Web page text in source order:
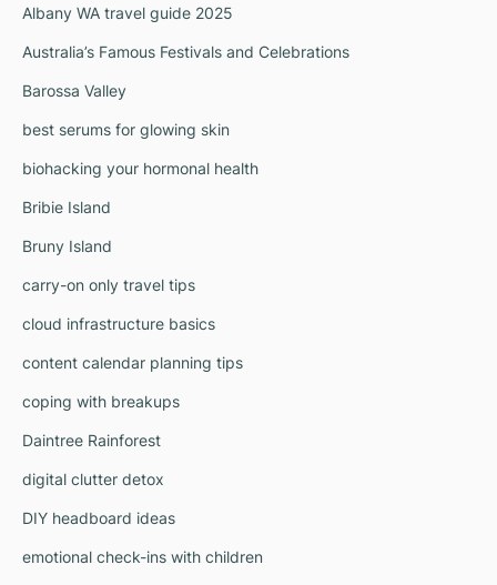
Albany WA travel guide 2025
Australia’s Famous Festivals and Celebrations
Barossa Valley
best serums for glowing skin
biohacking your hormonal health
Bribie Island
Bruny Island
carry-on only travel tips
cloud infrastructure basics
content calendar planning tips
coping with breakups
Daintree Rainforest
digital clutter detox
DIY headboard ideas
emotional check-ins with children